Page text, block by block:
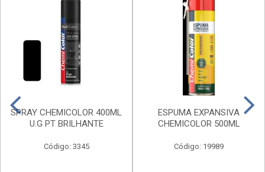
SPRAY CHEMICOLOR 400ML
U.G PT BRILHANTE
Código: 3345
ESPUMA EXPANSIVA
CHEMICOLOR 500ML
Código: 19989